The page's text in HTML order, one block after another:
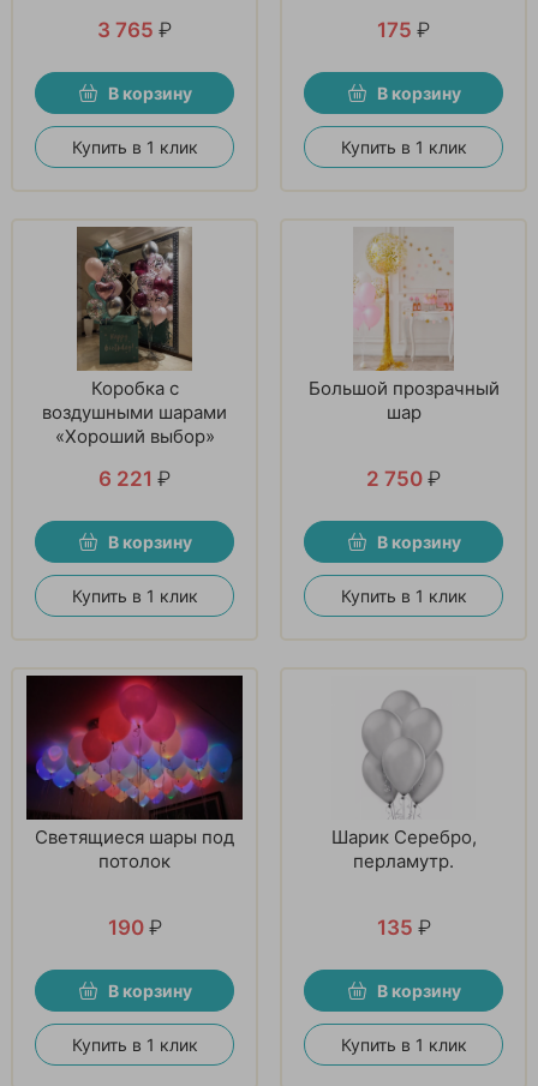
3 765 ₽
В корзину
Купить в 1 клик
175 ₽
В корзину
Купить в 1 клик
Коробка с
воздушными шарами
«Хороший выбор»
6 221 ₽
В корзину
Купить в 1 клик
Большой прозрачный
шар
2 750 ₽
В корзину
Купить в 1 клик
Светящиеся шары под
потолок
190 ₽
В корзину
Купить в 1 клик
Шарик Серебро,
перламутр.
135 ₽
В корзину
Купить в 1 клик